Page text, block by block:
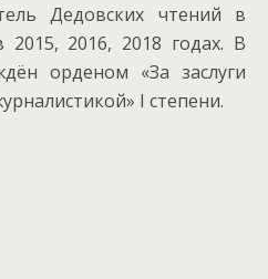
Дедовских чтений в
2016, 2018 годах. В
орденом «За заслуги
I степени.